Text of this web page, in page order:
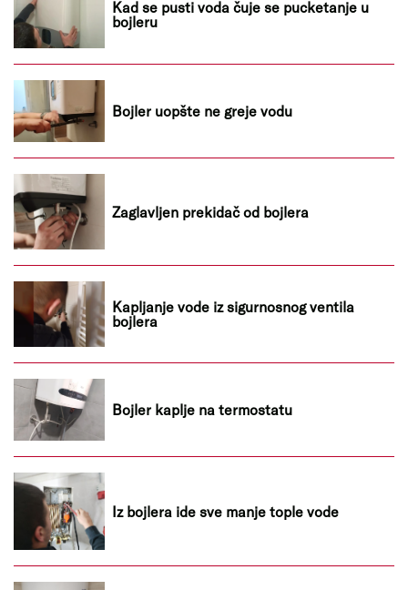
Kad se pusti voda čuje se pucketanje u
bojleru
Bojler uopšte ne greje vodu
Zaglavljen prekidač od bojlera
Kapljanje vode iz sigurnosnog ventila
bojlera
Bojler kaplje na termostatu
Iz bojlera ide sve manje tople vode